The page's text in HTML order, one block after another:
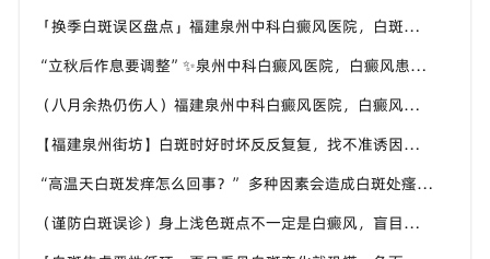
「换季白斑误区盘点」福建泉州中科白癜风医院，白斑消长多变，科学对待才是正道
“立秋后作息要调整”✨泉州中科白癜风医院，白癜风患者，不良作息会影响皮肤状态
（八月余热仍伤人）福建泉州中科白癜风医院，白癜风外出，依旧要做好硬防晒措施
【福建泉州街坊】白斑时好时坏反反复复，找不准诱因，泉州中科白癜风医院帮梳理夏季白斑波动各类诱因
“高温天白斑发痒怎么回事？” 多种因素会造成白斑处瘙痒，泉州中科白癜风医院讲解白斑发痒的处理方式
（谨防白斑误诊）身上浅色斑点不一定是白癜风，盲目用药危害皮肤，泉州中科白癜风医院建议先明确白斑类型